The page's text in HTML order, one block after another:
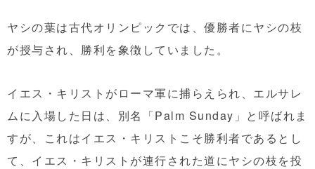
ヤシの葉は古代オリンピックでは、優勝者にヤシの枝
が授与され、勝利を象徴していました。
イエス・キリストがローマ軍に捕らえられ、エルサレ
ムに入場した日は、別名「Palm Sunday」と呼ばれま
すが、これはイエス・キリストこそ勝利者であるとし
て、イエス・キリストが連行された道にヤシの枝を投